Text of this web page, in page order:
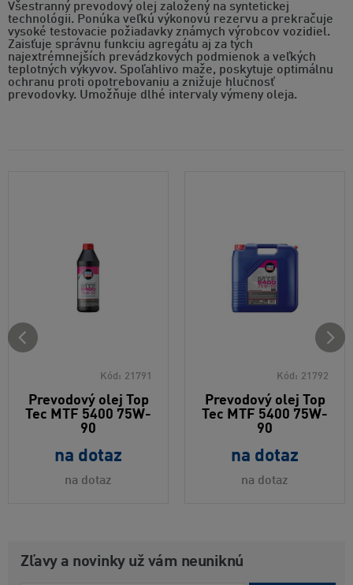
Všestranný prevodový olej založený na syntetickej
technológii. Ponúka veľkú výkonovú rezervu a prekračuje
vysoké testovacie požiadavky známych výrobcov vozidiel.
Zaisťuje správnu funkciu agregátu aj za tých
najextrémnejších prevádzkových podmienok a veľkých
teplotných výkyvov. Spoľahlivo maže, poskytuje optimálnu
ochranu proti opotrebovaniu a znižuje hlučnosť
prevodovky. Umožňuje dlhé intervaly výmeny oleja.
Kód: 21791
Prevodový olej Top
Tec MTF 5400 75W-
90
na dotaz
na dotaz
Kód: 21792
Prevodový olej Top
Tec MTF 5400 75W-
90
na dotaz
na dotaz
Zľavy a novinky už vám neuniknú